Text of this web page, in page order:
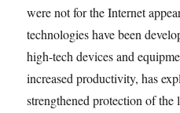
were not for the Internet
technologies have been
high-tech devices and
increased productivity, has
strengthened protection of